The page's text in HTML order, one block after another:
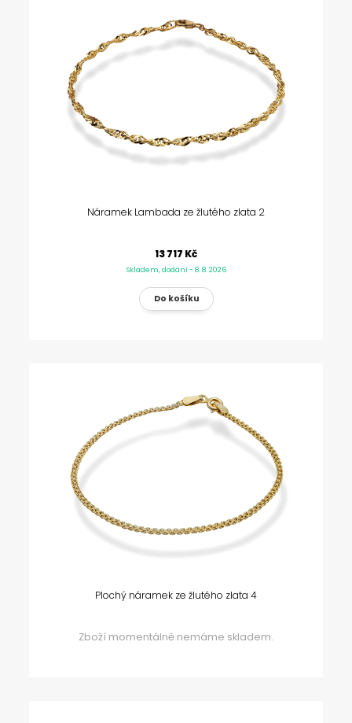
Náramek Lambada ze žlutého zlata 2
13 717 Kč
Skladem, dodání - 8. 8. 2026
Plochý náramek ze žlutého zlata 4
Zboží momentálně nemáme skladem.